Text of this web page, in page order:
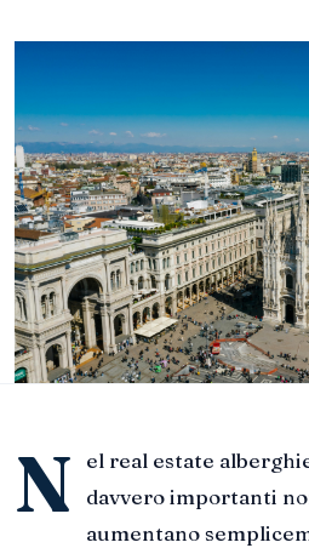
N
el real estate
davvero importanti
aumentano